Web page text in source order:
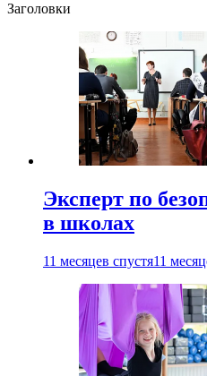
Заголовки
Эксперт по
в школах
11 месяцев спустя11